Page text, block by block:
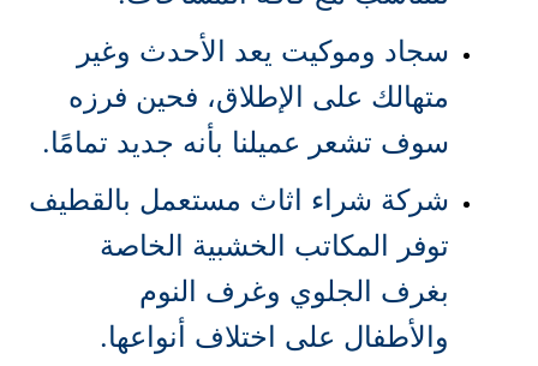
سجاد وموكيت يعد الأحدث وغير
متهالك على الإطلاق، فحين فرزه
سوف تشعر عميلنا بأنه جديد تمامًا.
شركة شراء اثاث مستعمل بالقطيف
توفر المكاتب الخشبية الخاصة
بغرف الجلوي وغرف النوم
والأطفال على اختلاف أنواعها.